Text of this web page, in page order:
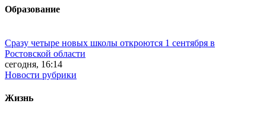
Образование
Сразу четыре новых школы откроются 1 сентября в
Ростовской области
сегодня, 16:14
Новости рубрики
Жизнь